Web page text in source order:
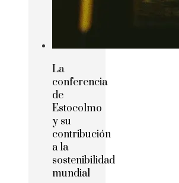
La
conferencia
de
Estocolmo
y su
contribución
a la
sostenibilidad
mundial